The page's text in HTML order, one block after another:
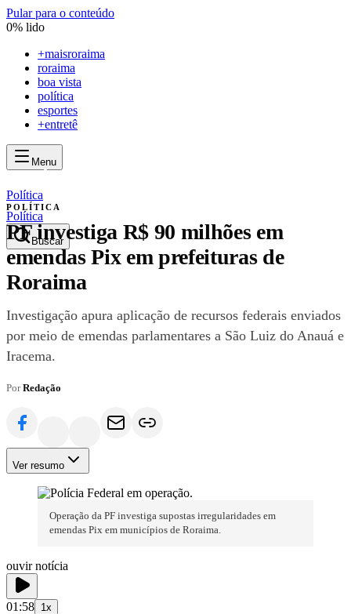
Pular para o conteúdo
0% lido
+maisroraima
roraima
boa vista
política
esportes
+entretê
Menu
maisroraima
mais
Política
Buscar
Política
POLÍTICA
PF investiga R$ 90 milhões em
emendas Pix em prefeituras de
Roraima
Investigação apura aplicação de recursos federais enviados
por meio de emendas parlamentares a São Luiz do Anauá e
Iracema.
PorRedação
Ver resumo
Operação da PF investiga supostas irregularidades em
emendas Pix em municípios de Roraima.
ouvir notícia
01:58 1x